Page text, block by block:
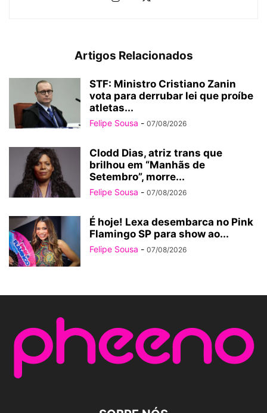
Artigos Relacionados
STF: Ministro Cristiano Zanin
vota para derrubar lei que proíbe
atletas...
Felipe Sousa - 07/08/2026
Clodd Dias, atriz trans que
brilhou em “Manhãs de
Setembro”, morre...
Felipe Sousa - 07/08/2026
É hoje! Lexa desembarca no Pink
Flamingo SP para show ao...
Felipe Sousa - 07/08/2026